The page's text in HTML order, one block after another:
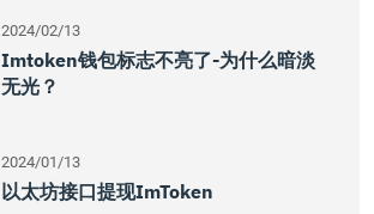
2024/02/13
Imtoken钱包标志不亮了-为什么暗淡
无光？
2024/01/13
以太坊接口提现imToken